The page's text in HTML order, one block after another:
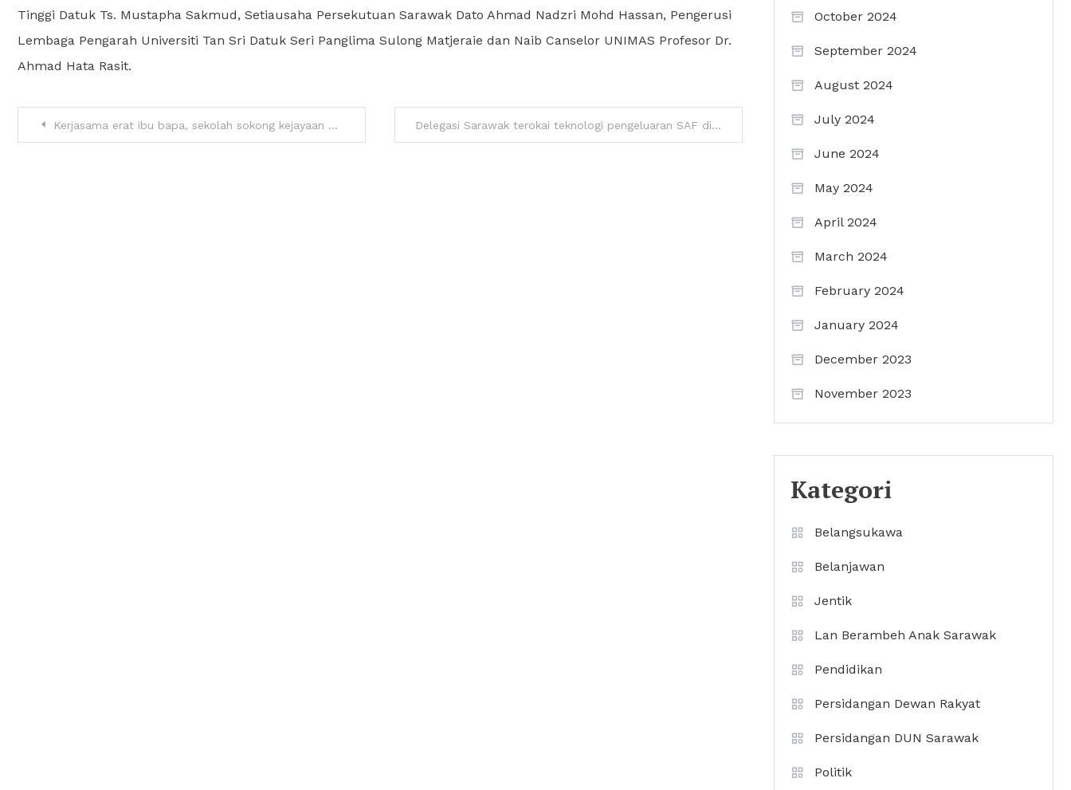
Tinggi Datuk Ts. Mustapha Sakmud, Setiausaha Persekutuan Sarawak Dato Ahmad Nadzri Mohd Hassan, Pengerusi
Lembaga Pengarah Universiti Tan Sri Datuk Seri Panglima Sulong Matjeraie dan Naib Canselor UNIMAS Profesor Dr.
Ahmad Hata Rasit.
Kerjasama erat ibu bapa, sekolah sokong kejayaan pendidikan anak Delegasi Sarawak terokai teknologi pengeluaran SAF di Singapura
October 2024
September 2024
August 2024
July 2024
June 2024
May 2024
April 2024
March 2024
February 2024
January 2024
December 2023
November 2023
Kategori
Belangsukawa
Belanjawan
Jentik
Lan Berambeh Anak Sarawak
Pendidikan
Persidangan Dewan Rakyat
Persidangan DUN Sarawak
Politik